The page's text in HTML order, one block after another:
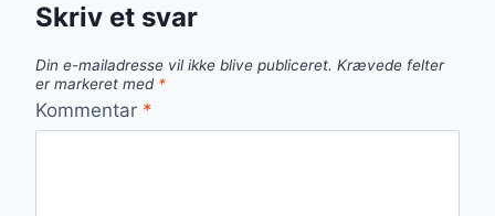
Skriv et svar
Din e-mailadresse vil ikke blive publiceret. Krævede felter
er markeret med *
Kommentar *